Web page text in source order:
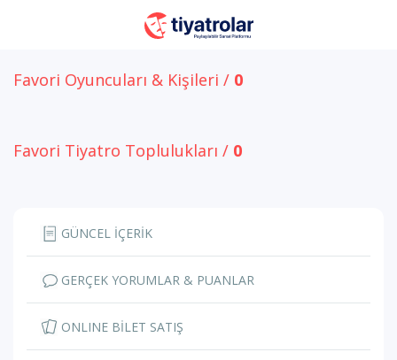
Favori Oyuncuları & Kişileri / 0
Favori Tiyatro Toplulukları / 0
GÜNCEL İÇERİK
GERÇEK YORUMLAR & PUANLAR
ONLINE BİLET SATIŞ